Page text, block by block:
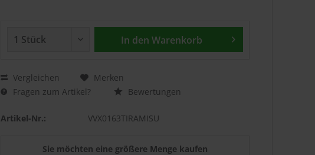
In den Warenkorb
Vergleichen
Merken
Fragen zum Artikel?
Bewertungen
Artikel-Nr.: VVX0163TIRAMISU
Sie möchten eine größere Menge kaufen